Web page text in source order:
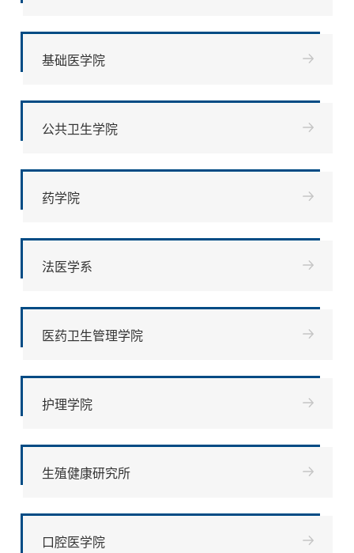
基础医学院
公共卫生学院
药学院
法医学系
医药卫生管理学院
护理学院
生殖健康研究所
口腔医学院